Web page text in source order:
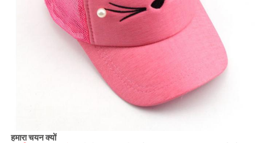
हमारा चयन क्यों